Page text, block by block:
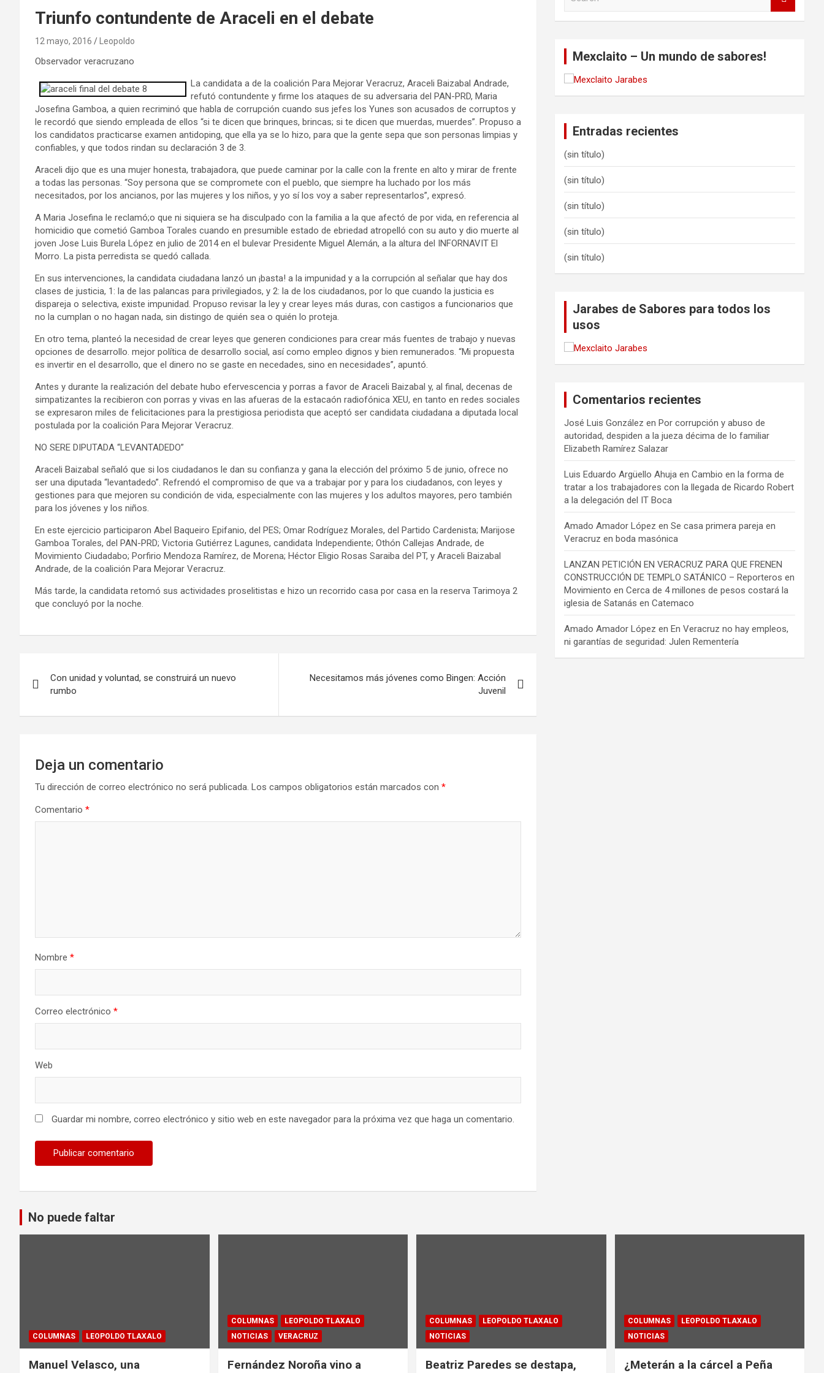
Triunfo contundente de Araceli en el debate
12 mayo, 2016 Leopoldo
Observador veracruzano
La candidata a de la coalición Para Mejorar Veracruz, Araceli Baizabal Andrade,
refutó contundente y firme los ataques de su adversaria del PAN-PRD, Maria
Josefina Gamboa, a quien recriminó que habla de corrupción cuando sus jefes los Yunes son acusados de corruptos y
le recordó que siendo empleada de ellos “si te dicen que brinques, brincas; si te dicen que muerdas, muerdes”. Propuso a
los candidatos practicarse examen antidoping, que ella ya se lo hizo, para que la gente sepa que son personas limpias y
confiables, y que todos rindan su declaración 3 de 3.
Araceli dijo que es una mujer honesta, trabajadora, que puede caminar por la calle con la frente en alto y mirar de frente
a todas las personas. “Soy persona que se compromete con el pueblo, que siempre ha luchado por los más
necesitados, por los ancianos, por las mujeres y los niños, y yo sí los voy a saber representarlos”, expresó.
A Maria Josefina le reclamó;o que ni siquiera se ha disculpado con la familia a la que afectó de por vida, en referencia al
homicidio que cometió Gamboa Torales cuando en presumible estado de ebriedad atropelló con su auto y dio muerte al
joven Jose Luis Burela López en julio de 2014 en el bulevar Presidente Miguel Alemán, a la altura del INFORNAVIT El
Morro. La pista perredista se quedó callada.
En sus intervenciones, la candidata ciudadana lanzó un ¡basta! a la impunidad y a la corrupción al señalar que hay dos
clases de justicia, 1: la de las palancas para privilegiados, y 2: la de los ciudadanos, por lo que cuando la justicia es
dispareja o selectiva, existe impunidad. Propuso revisar la ley y crear leyes más duras, con castigos a funcionarios que
no la cumplan o no hagan nada, sin distingo de quién sea o quién lo proteja.
En otro tema, planteó la necesidad de crear leyes que generen condiciones para crear más fuentes de trabajo y nuevas
opciones de desarrollo. mejor política de desarrollo social, así como empleo dignos y bien remunerados. “Mi propuesta
es invertir en el desarrollo, que el dinero no se gaste en necedades, sino en necesidades”, apuntó.
Antes y durante la realización del debate hubo efervescencia y porras a favor de Araceli Baizabal y, al final, decenas de
simpatizantes la recibieron con porras y vivas en las afueras de la estacaón radiofónica XEU, en tanto en redes sociales
se expresaron miles de felicitaciones para la prestigiosa periodista que aceptó ser candidata ciudadana a diputada local
postulada por la coalición Para Mejorar Veracruz.
NO SERE DIPUTADA “LEVANTADEDO”
Araceli Baizabal señaló que si los ciudadanos le dan su confianza y gana la elección del próximo 5 de junio, ofrece no
ser una diputada “levantadedo”. Refrendó el compromiso de que va a trabajar por y para los ciudadanos, con leyes y
gestiones para que mejoren su condición de vida, especialmente con las mujeres y los adultos mayores, pero también
para los jóvenes y los niños.
En este ejercicio participaron Abel Baqueiro Epifanio, del PES; Omar Rodríguez Morales, del Partido Cardenista; Marijose
Gamboa Torales, del PAN-PRD; Victoria Gutiérrez Lagunes, candidata Independiente; Othón Callejas Andrade, de
Movimiento Ciudadabo; Porfirio Mendoza Ramírez, de Morena; Héctor Eligio Rosas Saraiba del PT, y Araceli Baizabal
Andrade, de la coalición Para Mejorar Veracruz.
Más tarde, la candidata retomó sus actividades proselitistas e hizo un recorrido casa por casa en la reserva Tarimoya 2
que concluyó por la noche.
Con unidad y voluntad, se construirá un nuevo
rumbo
Necesitamos más jóvenes como Bingen: Acción
Juvenil
Deja un comentario
Tu dirección de correo electrónico no será publicada. Los campos obligatorios están marcados con *
Comentario *
Nombre *
Correo electrónico *
Web
Guardar mi nombre, correo electrónico y sitio web en este navegador para la próxima vez que haga un comentario.
Mexclaito – Un mundo de sabores!
Entradas recientes
(sin título)
(sin título)
(sin título)
(sin título)
(sin título)
Jarabes de Sabores para todos los
usos
Comentarios recientes
José Luis González enPor corrupción y abuso de
autoridad, despiden a la jueza décima de lo familiar
Elizabeth Ramírez Salazar
Luis Eduardo Argüello Ahuja enCambio en la forma de
tratar a los trabajadores con la llegada de Ricardo Robert
a la delegación del IT Boca
Amado Amador López enSe casa primera pareja en
Veracruz en boda masónica
LANZAN PETICIÓN EN VERACRUZ PARA QUE FRENEN
CONSTRUCCIÓN DE TEMPLO SATÁNICO – Reporteros en
Movimiento enCerca de 4 millones de pesos costará la
iglesia de Satanás en Catemaco
Amado Amador López enEn Veracruz no hay empleos,
ni garantías de seguridad: Julen Rementería
No puede faltar
COLUMNAS LEOPOLDO TLAXALO
Manuel Velasco, una
COLUMNAS
LEOPOLDO TLAXALO
NOTICIAS
VERACRUZ
Fernández Noroña vino a
COLUMNAS
LEOPOLDO TLAXALO
NOTICIAS
Beatriz Paredes se destapa,
COLUMNAS
LEOPOLDO TLAXALO
NOTICIAS
¿Meterán a la cárcel a Peña